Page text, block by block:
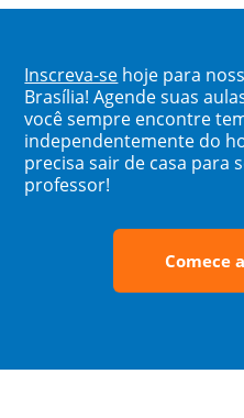
Inscreva-se hoje para
Brasília! Agende suas
você sempre encontre
independentemente do
precisa sair de casa para
professor!
Comece